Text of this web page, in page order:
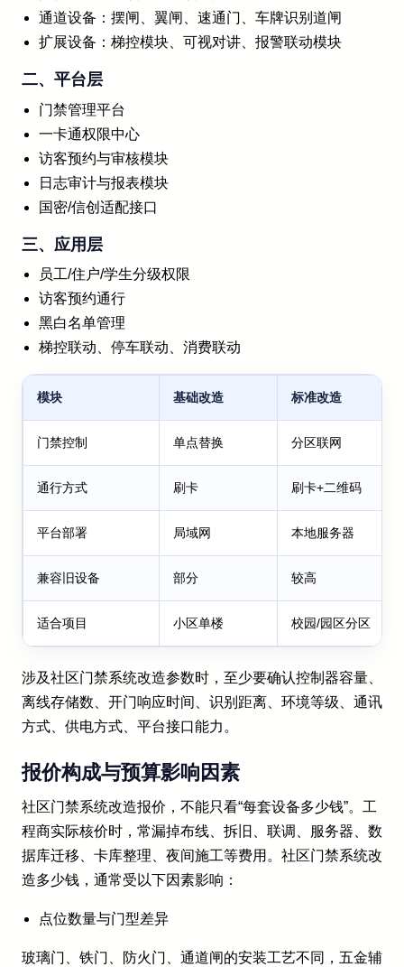
通道设备：摆闸、翼闸、速通门、车牌识别道闸
扩展设备：梯控模块、可视对讲、报警联动模块
二、平台层
门禁管理平台
一卡通权限中心
访客预约与审核模块
日志审计与报表模块
国密/信创适配接口
三、应用层
员工/住户/学生分级权限
访客预约通行
黑白名单管理
梯控联动、停车联动、消费联动
模块 基础改造 标准改造
门禁控制 单点替换 分区联网
通行方式 刷卡 刷卡+二维码
平台部署 局域网 本地服务器
兼容旧设备 部分 较高
适合项目 小区单楼 校园/园区分区
涉及社区门禁系统改造参数时，至少要确认控制器容量、
离线存储数、开门响应时间、识别距离、环境等级、通讯
方式、供电方式、平台接口能力。
报价构成与预算影响因素
社区门禁系统改造报价，不能只看“每套设备多少钱”。工
程商实际核价时，常漏掉布线、拆旧、联调、服务器、数
据库迁移、卡库整理、夜间施工等费用。社区门禁系统改
造多少钱，通常受以下因素影响：
点位数量与门型差异
玻璃门、铁门、防火门、通道闸的安装工艺不同，五金辅